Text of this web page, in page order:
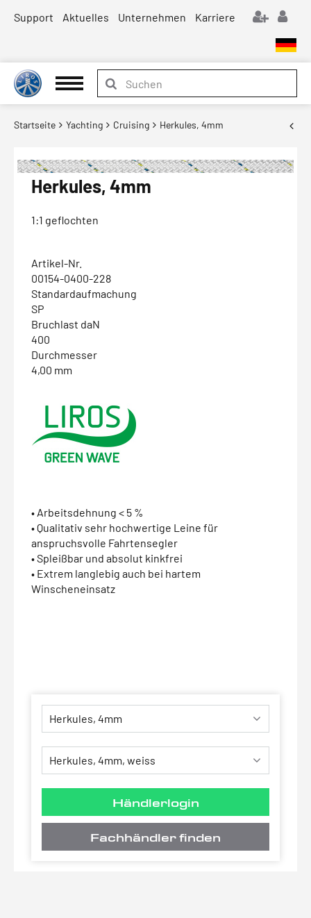
Support Aktuelles Unternehmen Karriere
Startseite Yachting Cruising Herkules, 4mm
Herkules, 4mm
1:1 geflochten
Artikel-Nr.
00154-0400-228
Standardaufmachung
SP
Bruchlast daN
400
Durchmesser
4,00 mm
• Arbeitsdehnung < 5 %
• Qualitativ sehr hochwertige Leine für
anspruchsvolle Fahrtensegler
• Spleißbar und absolut kinkfrei
• Extrem langlebig auch bei hartem
Winscheneinsatz
Händlerlogin
Fachhändler finden